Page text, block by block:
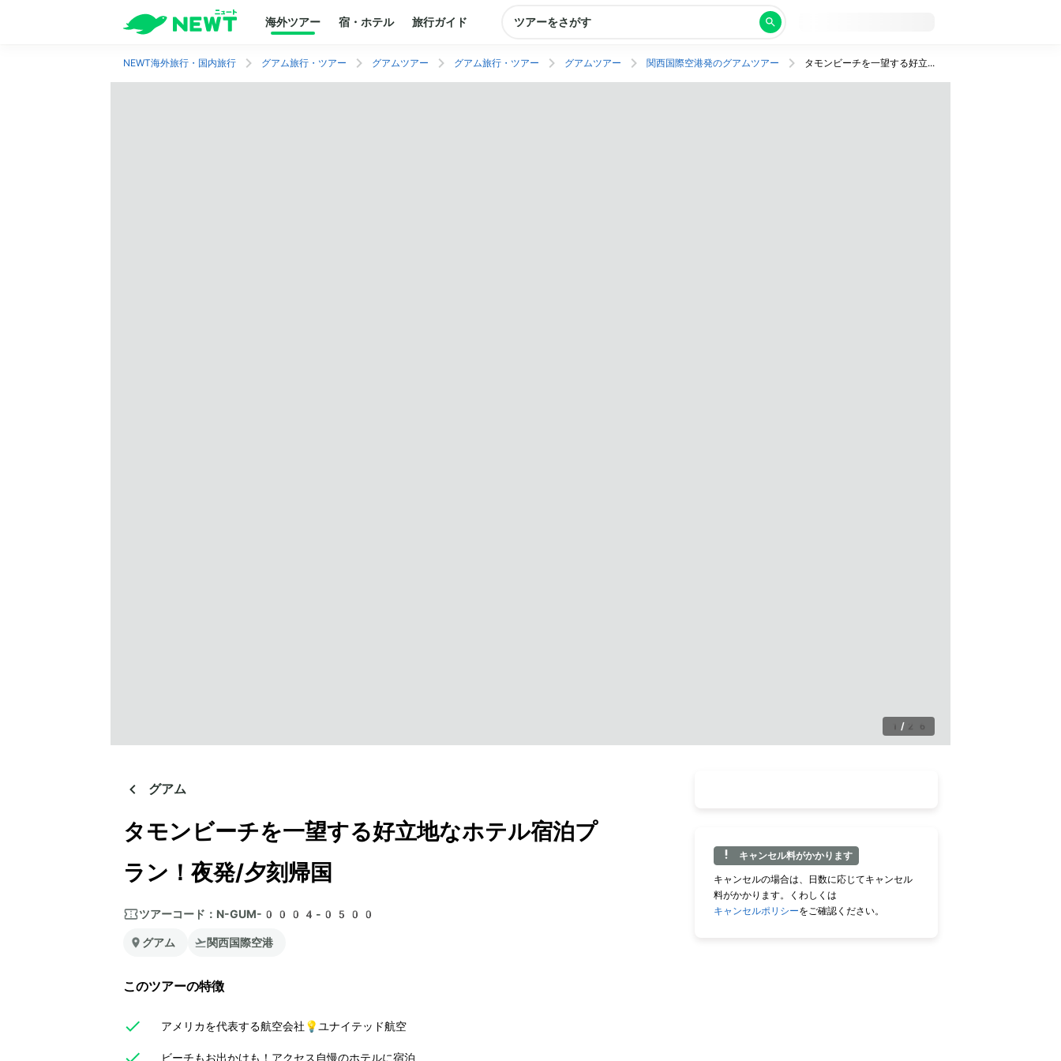
海外ツアー 宿・ホテル 旅行ガイド ツアーをさがす
NEWT海外旅行・国内旅行 グアム旅行・ツアー グアムツアー グアム旅行・ツアー グアムツアー 関西国際空港発のグアムツアー タモンビーチを一望する好立地なホテル宿泊プラン！夜発/夕刻帰国
1 / 26
グアム
タモンビーチを一望する好立地なホテル宿泊プ
ラン！夜発/夕刻帰国
ツアーコード： N-GUM-0004-0500
グアム 関西国際空港
このツアーの特徴
アメリカを代表する航空会社💡ユナイテッド航空
ビーチもお出かけも！アクセス自慢のホテルに宿泊
キャンセル料がかかります
キャンセルの場合は、日数に応じてキャンセル
料がかかります。くわしくは
キャンセルポリシーをご確認ください。